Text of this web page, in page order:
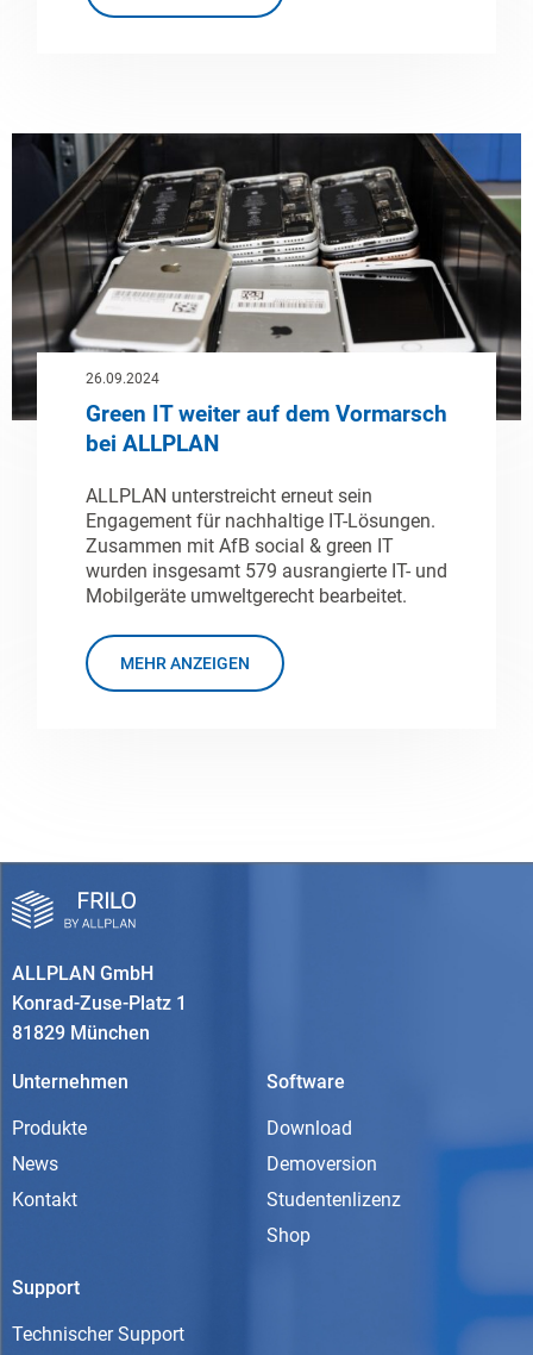
26.09.2024
Green IT weiter auf dem Vormarsch
bei ALLPLAN
ALLPLAN unterstreicht erneut sein
Engagement für nachhaltige IT-Lösungen.
Zusammen mit AfB social & green IT
wurden insgesamt 579 ausrangierte IT- und
Mobilgeräte umweltgerecht bearbeitet.
MEHR ANZEIGEN
ALLPLAN GmbH
Konrad-Zuse-Platz 1
81829 München
Unternehmen
Produkte
News
Kontakt
Software
Download
Demoversion
Studentenlizenz
Shop
Support
Technischer Support